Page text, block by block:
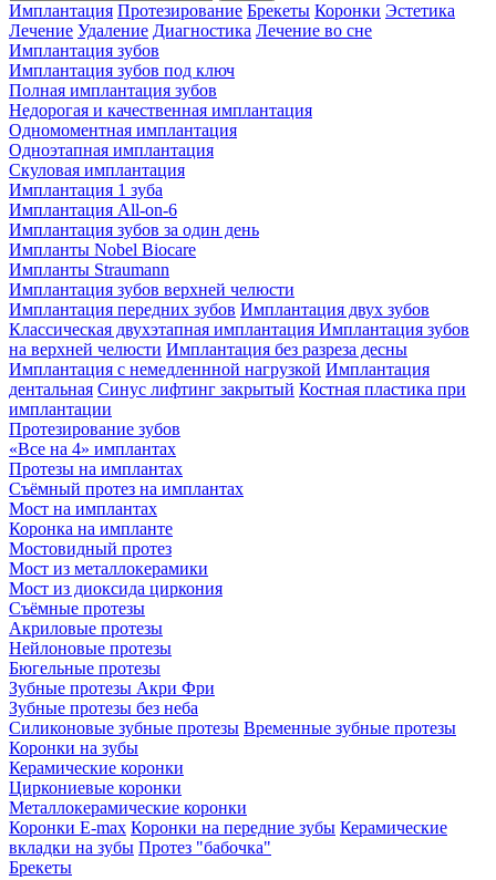
Имплантация Протезирование Брекеты Коронки Эстетика
Лечение Удаление Диагностика Лечение во сне
Имплантация зубов
Имплантация зубов под ключ
Полная имплантация зубов
Недорогая и качественная имплантация
Одномоментная имплантация
Одноэтапная имплантация
Скуловая имплантация
Имплантация 1 зуба
Имплантация All-on-6
Имплантация зубов за один день
Импланты Nobel Biocare
Импланты Straumann
Имплантация зубов верхней челюсти
Имплантация передних зубов Имплантация двух зубов
Классическая двухэтапная имплантация Имплантация зубов
на верхней челюсти Имплантация без разреза десны
Имплантация с немедленнной нагрузкой Имплантация
дентальная Синус лифтинг закрытый Костная пластика при
имплантации
Протезирование зубов
«Все на 4» имплантах
Протезы на имплантах
Съёмный протез на имплантах
Мост на имплантах
Коронка на импланте
Мостовидный протез
Мост из металлокерамики
Мост из диоксида циркония
Съёмные протезы
Акриловые протезы
Нейлоновые протезы
Бюгельные протезы
Зубные протезы Акри Фри
Зубные протезы без неба
Силиконовые зубные протезы Временные зубные протезы
Коронки на зубы
Керамические коронки
Циркониевые коронки
Металлокерамические коронки
Коронки E-max Коронки на передние зубы Керамические
вкладки на зубы Протез "бабочка"
Брекеты